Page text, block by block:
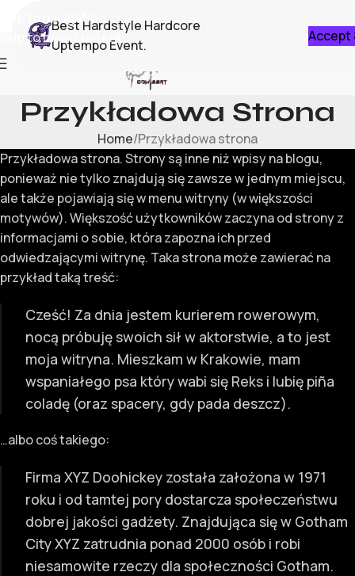
Skip to navigation
Skip to main content
Best Hardstyle Hardcore
Uptempo Event.
Accept
Przykładowa Strona
Home Przykładowa strona
Przykładowa strona. Strony są inne niż wpisy na blogu,
ponieważ nie tylko znajdują się zawsze w jednym miejscu,
ale także pojawiają się w menu witryny (w większości
motywów). Większość użytkowników zaczyna od strony z
informacjami o sobie, która zapozna ich przed
odwiedzającymi witrynę. Taka strona może zawierać na
przykład taką treść:
Cześć! Za dnia jestem kurierem rowerowym,
nocą próbuję swoich sił w aktorstwie, a to jest
moja witryna. Mieszkam w Krakowie, mam
wspaniałego psa który wabi się Reks i lubię piña
coladę (oraz spacery, gdy pada deszcz).
…albo coś takiego:
Firma XYZ Doohickey została założona w 1971
roku i od tamtej pory dostarcza społeczeństwu
dobrej jakości gadżety. Znajdująca się w Gotham
City XYZ zatrudnia ponad 2000 osób i robi
niesamowite rzeczy dla społeczności Gotham.